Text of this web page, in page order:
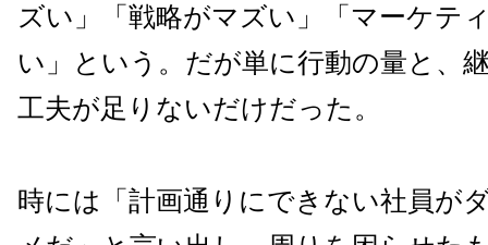
ズい」「戦略がマズい」「マーケテ
い」という。だが単に行動の量と、
工夫が足りないだけだった。
時には「計画通りにできない社員が